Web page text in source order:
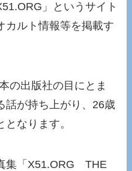
」というサイト
カルト情報等を掲載す
の出版社の目にとま
話が持ち上がり、26歳
なります。
集「X51.ORG THE